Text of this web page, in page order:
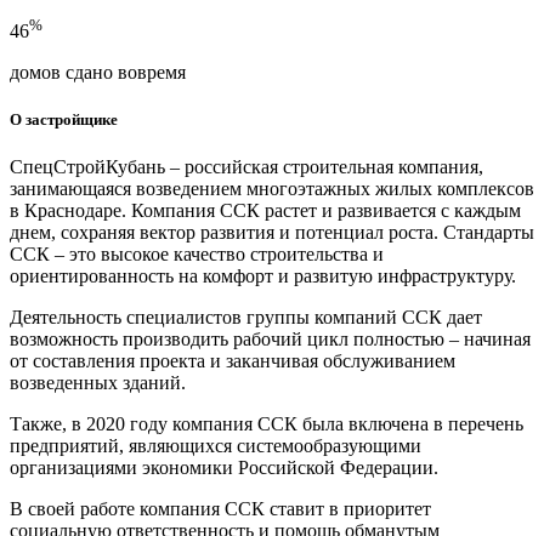
46%
домов сдано вовремя
О застройщике
СпецСтройКубань – российская строительная компания,
занимающаяся возведением многоэтажных жилых комплексов
в Краснодаре. Компания ССК растет и развивается с каждым
днем, сохраняя вектор развития и потенциал роста. Стандарты
ССК – это высокое качество строительства и
ориентированность на комфорт и развитую инфраструктуру.
Деятельность специалистов группы компаний ССК дает
возможность производить рабочий цикл полностью – начиная
от составления проекта и заканчивая обслуживанием
возведенных зданий.
Также, в 2020 году компания ССК была включена в перечень
предприятий, являющихся системообразующими
организациями экономики Российской Федерации.
В своей работе компания ССК ставит в приоритет
социальную ответственность и помощь обманутым